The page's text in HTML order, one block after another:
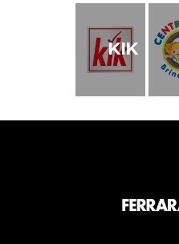
KIK